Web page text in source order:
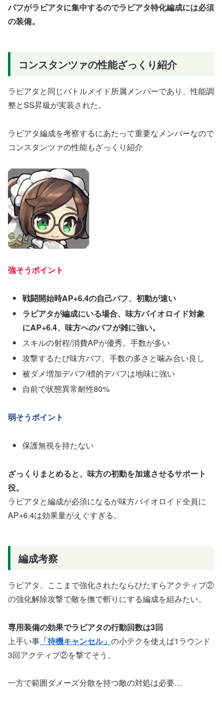
バフがラビアタに集中するのでラビアタ特化編成には必須
の装備。
コンスタンツァの性能ざっくり紹介
ラビアタと同じバトルメイド所属メンバーであり、性能調
整とSS昇級が実装された。
ラビアタ編成を考察するにあたって重要なメンバーなので
コンスタンツァの性能もざっくり紹介
強そうポイント
戦闘開始時AP+6.4の自己バフ、初動が速い
ラビアタが編成にいる場合、味方バイオロイド対象
にAP+6.4、味方へのバフが雑に強い。
スキルの射程/消費APが優秀。手数が多い
攻撃するたび味方バフ、手数の多さと噛み合い良し
被ダメ増加デバフ/標的デバフは地味に強い
自前で状態異常耐性80%
弱そうポイント
保護無視を持たない
ざっくりまとめると、味方の初動を加速させるサポート
役。
ラビアタと編成が必須になるが味方バイオロイド全員に
AP+6.4は効果量がえぐすぎる。
編成考察
ラビアタ、ここまで強化されたならひたすらアクティブ②
の強化解除攻撃で敵を撫で斬りにする編成を組みたい。
専用装備の効果でラビアタの行動回数は3回
上手い事 「待機キャンセル」 の小テクを使えば1ラウンド
3回アクティブ②を撃てそう。
一方で範囲ダメーズ分散を持つ敵の対処は必要…